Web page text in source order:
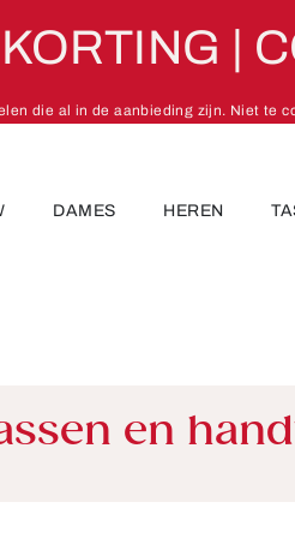
|
die al in de aanbieding zijn. Niet te
DAMES HEREN
en